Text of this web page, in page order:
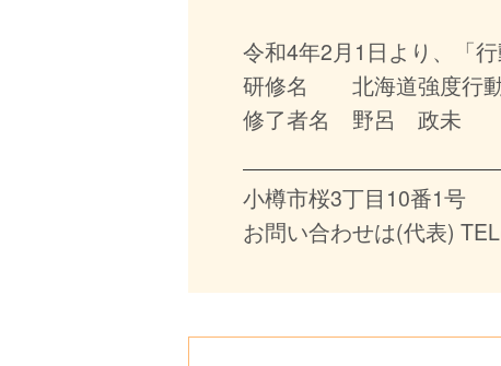
令和4年2月1日より、「
研修名 北海道強度行動
修了者名 野呂 政未
小樽市桜3丁目10番1号
お問い合わせは(代表)